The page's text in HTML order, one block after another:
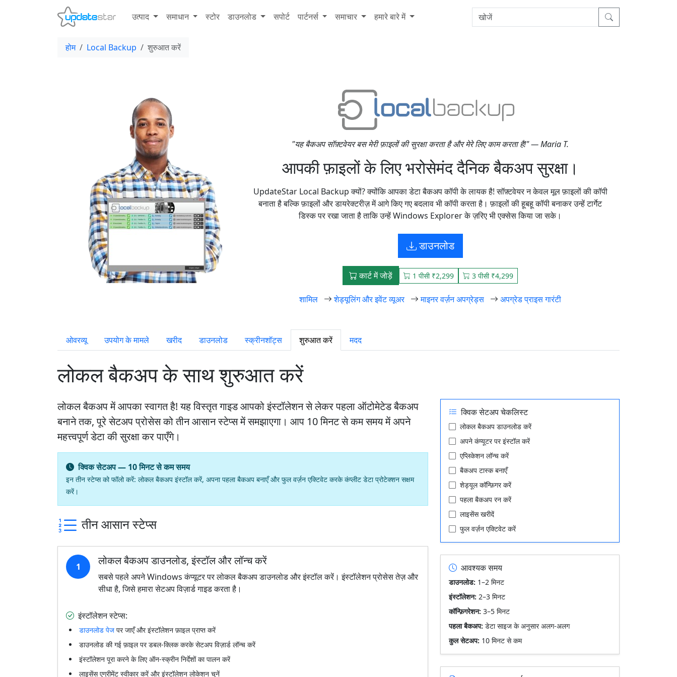
उत्पाद समाधान स्टोर डाउनलोड सपोर्ट पार्टनर्स समाचार हमारे बारे में
होम Local Backup शुरुआत करें
"यह बैकअप सॉफ़्टवेयर बस मेरी फ़ाइलों की सुरक्षा करता है और मेरे लिए काम करता है!" — Maria T.
आपकी फ़ाइलों के लिए भरोसेमंद दैनिक बैकअप सुरक्षा।
UpdateStar Local Backup क्यों? क्योंकि आपका डेटा बैकअप कॉपी के लायक है! सॉफ़्टवेयर न केवल मूल फ़ाइलों की कॉपी
बनाता है बल्कि फ़ाइलों और डायरेक्टरीज़ में आगे किए गए बदलाव भी कॉपी करता है। फ़ाइलों की हूबहू कॉपी बनाकर उन्हें टार्गेट
डिस्क पर रखा जाता है ताकि उन्हें Windows Explorer के ज़रिए भी एक्सेस किया जा सके।
डाउनलोड
कार्ट में जोड़ें 1 पीसी ₹2,299 3 पीसी ₹4,299
शामिल शेड्यूलिंग और इवेंट व्यूअर माइनर वर्ज़न अपग्रेड्स अपग्रेड प्राइस गारंटी
ओवरव्यू उपयोग के मामले खरीद डाउनलोड स्क्रीनशॉट्स शुरुआत करें मदद
लोकल बैकअप के साथ शुरुआत करें
लोकल बैकअप में आपका स्वागत है! यह विस्तृत गाइड आपको इंस्टॉलेशन से लेकर पहला ऑटोमेटेड बैकअप
बनाने तक, पूरे सेटअप प्रोसेस को तीन आसान स्टेप्स में समझाएगा। आप 10 मिनट से कम समय में अपने
महत्त्वपूर्ण डेटा की सुरक्षा कर पाएँगे।
क्विक सेटअप — 10 मिनट से कम समय
इन तीन स्टेप्स को फॉलो करें: लोकल बैकअप इंस्टॉल करें, अपना पहला बैकअप बनाएँ और फुल वर्ज़न एक्टिवेट करके कंप्लीट डेटा प्रोटेक्शन सक्षम
करें।
तीन आसान स्टेप्स
1 लोकल बैकअप डाउनलोड, इंस्टॉल और लॉन्च करें
सबसे पहले अपने Windows कंप्यूटर पर लोकल बैकअप डाउनलोड और इंस्टॉल करें। इंस्टॉलेशन प्रोसेस तेज़ और
सीधा है, जिसे हमारा सेटअप विज़ार्ड गाइड करता है।
इंस्टॉलेशन स्टेप्स:
डाउनलोड पेज पर जाएँ और इंस्टॉलेशन फ़ाइल प्राप्त करें
डाउनलोड की गई फ़ाइल पर डबल-क्लिक करके सेटअप विज़ार्ड लॉन्च करें
इंस्टॉलेशन पूरा करने के लिए ऑन-स्क्रीन निर्देशों का पालन करें
लाइसेंस एग्रीमेंट स्वीकार करें और इंस्टॉलेशन लोकेशन चुनें
क्विक सेटअप चेकलिस्ट
लोकल बैकअप डाउनलोड करें
अपने कंप्यूटर पर इंस्टॉल करें
एप्लिकेशन लॉन्च करें
बैकअप टास्क बनाएँ
शेड्यूल कॉन्फ़िगर करें
पहला बैकअप रन करें
लाइसेंस खरीदें
फुल वर्ज़न एक्टिवेट करें
आवश्यक समय
डाउनलोड: 1–2 मिनट
इंस्टॉलेशन: 2–3 मिनट
कॉन्फ़िगरेशन: 3–5 मिनट
पहला बैकअप: डेटा साइज के अनुसार अलग-अलग
कुल सेटअप: 10 मिनट से कम